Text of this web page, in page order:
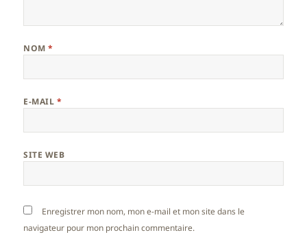
NOM*
E-MAIL *
SITE WEB
Enregistrer mon nom, mon e-mail et mon site dans le
navigateur pour mon prochain commentaire.